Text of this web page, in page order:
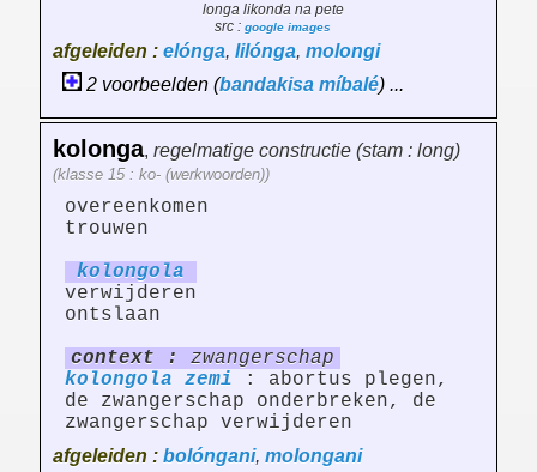
longa likonda na pete
src : google images
afgeleiden : elónga, lilónga, molongi
2 voorbeelden (bandakisa míbalé) ...
kolonga, regelmatige constructie (stam : long)
(klasse 15 : ko- (werkwoorden))
overeenkomen
trouwen
kolongola
verwijderen
ontslaan
context :
zwangerschap
kolongola
zemi : abortus plegen,
de zwangerschap onderbreken, de
zwangerschap verwijderen
afgeleiden : bolóngani, molongani